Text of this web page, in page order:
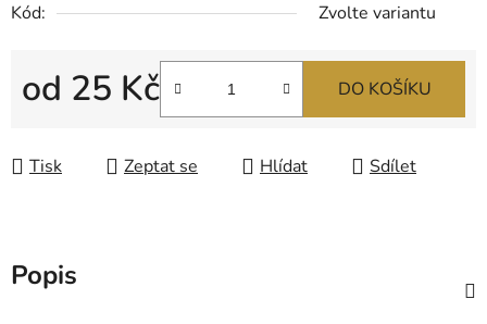
Kód:
Zvolte variantu
od 25 Kč DO KOŠÍKU
Tisk Zeptat se Hlídat Sdílet
Popis